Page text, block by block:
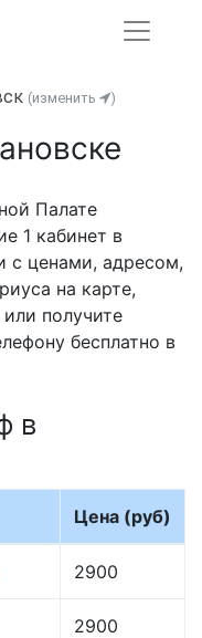
(изменить )
Палате
1 кабинет в
с ценами, адресом,
на карте,
получите
бесплатно в
в
Цена (руб)
2900
2900